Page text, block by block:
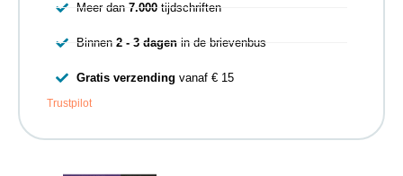
Meer dan 7.000tijdschriften
Binnen 2 - 3 dagenin de brievenbus
Gratis verzending vanaf € 15
Trustpilot